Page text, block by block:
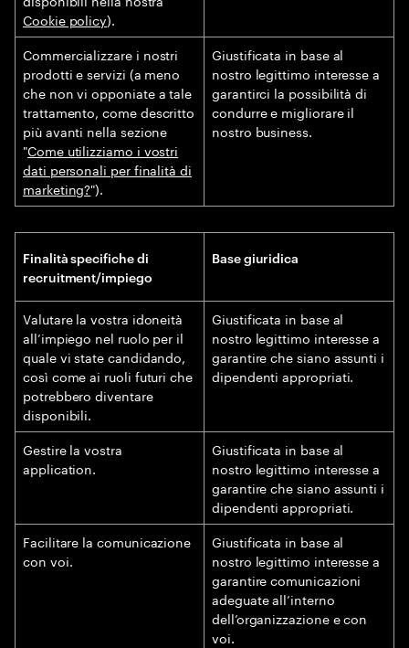
Cookie policy).
Commercializzare i nostri
prodotti e servizi (a meno
che non vi opponiate a tale
trattamento, come descritto
più avanti nella sezione
"Come utilizziamo i vostri
dati personali per finalità di
marketing?").
Giustificata in base al
nostro legittimo interesse a
garantirci la possibilità di
condurre e migliorare il
nostro business.
Finalità specifiche di
recruitment/impiego
Base giuridica
Valutare la vostra idoneità
all’impiego nel ruolo per il
quale vi state candidando,
così come ai ruoli futuri che
potrebbero diventare
disponibili.
Giustificata in base al
nostro legittimo interesse a
garantire che siano assunti i
dipendenti appropriati.
Gestire la vostra
application.
Giustificata in base al
nostro legittimo interesse a
garantire che siano assunti i
dipendenti appropriati.
Facilitare la comunicazione
con voi.
Giustificata in base al
nostro legittimo interesse a
garantire comunicazioni
adeguate all’interno
dell’organizzazione e con
voi.